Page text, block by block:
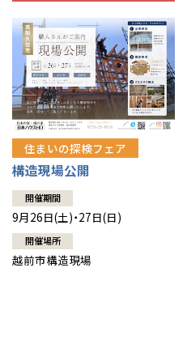
住まいの探検フェア
構造現場公開
開催期間
9月26日(土)・27日(日)
開催場所
越前市構造現場